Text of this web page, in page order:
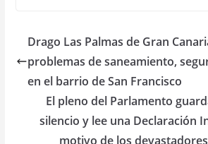
Drago Las Palmas de Gran
problemas de saneamiento,
en el barrio de San Francisco
El pleno del Parlamento
silencio y lee una Declaración
motivo de los